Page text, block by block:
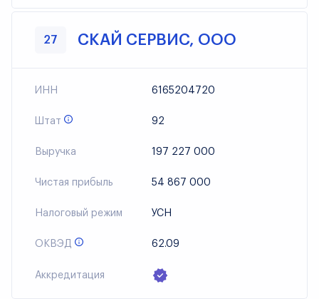
27 СКАЙ СЕРВИС, ООО
ИНН 6165204720
Штат 92
Выручка 197 227 000
Чистая прибыль 54 867 000
Налоговый режим УСН
ОКВЭД 62.09
Аккредитация